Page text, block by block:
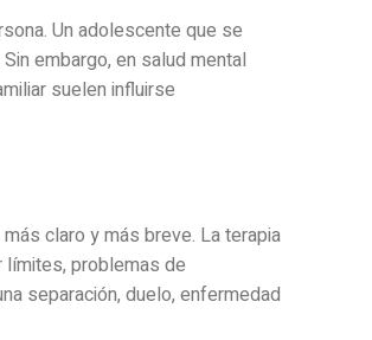
Un adolescente que se
embargo, en salud mental
suelen influirse
claro y más breve. La terapia
límites, problemas de
separación, duelo, enfermedad